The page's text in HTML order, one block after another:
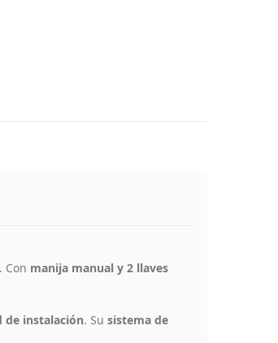
Con manija manual y 2 llaves
de instalación. Su sistema de